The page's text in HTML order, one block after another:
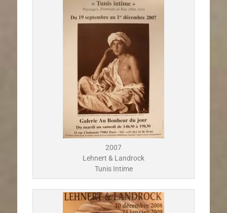
2007
Lehnert & Landrock
Tunis Intime